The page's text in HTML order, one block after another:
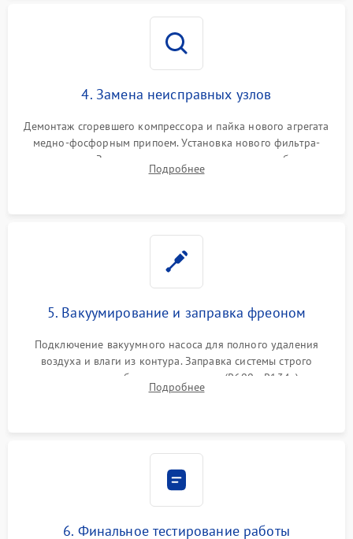
4. Замена неисправных узлов
Демонтаж сгоревшего компрессора и пайка нового агрегата
медно-фосфорным припоем. Установка нового фильтра-
осушителя. Замена изношенных вентиляторов обдува,
сломанных заслонок или поврежденных дверных петель.
Подробнее
5. Вакуумирование и заправка фреоном
Подключение вакуумного насоса для полного удаления
воздуха и влаги из контура. Заправка системы строго
дозированным объемом хладагента (R600a, R134a) по
электронным весам. Контроль рабочего давления в системе.
Подробнее
6. Финальное тестирование работы